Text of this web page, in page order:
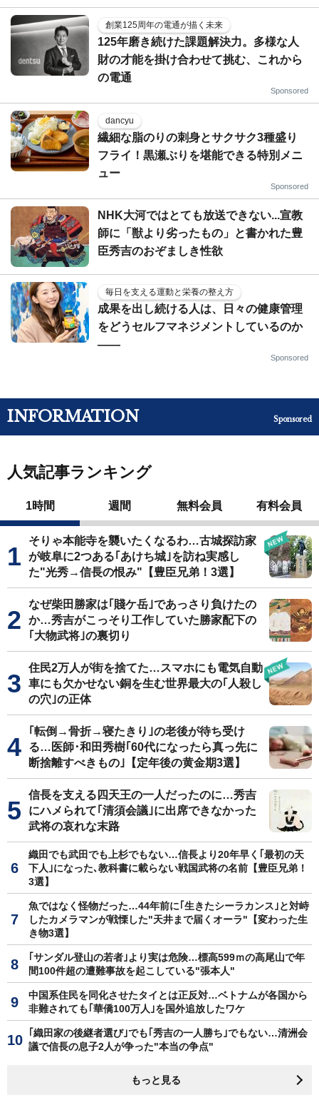
創業125周年の電通が描く未来
125年磨き続けた課題解決力。多様な人
財の才能を掛け合わせて挑む、これから
の電通
Sponsored
dancyu
繊細な脂のりの刺身とサクサク3種盛り
フライ！黒瀬ぶりを堪能できる特別メニ
ュー
Sponsored
NHK大河ではとても放送できない...宣教
師に「獣より劣ったもの」と書かれた豊
臣秀吉のおぞましき性欲
毎日を支える運動と栄養の整え方
成果を出し続ける人は、日々の健康管理
をどうセルフマネジメントしているのか
——
Sponsored
INFORMATION Sponsored
人気記事ランキング
1時間 週間 無料会員 有料会員
そりゃ本能寺を襲いたくなるわ…古城探訪家
が岐阜に2つある｢あけち城｣を訪ね実感し
た"光秀→信長の恨み"【豊臣兄弟！3選】
なぜ柴田勝家は｢賤ケ岳｣であっさり負けたの
か…秀吉がこっそり工作していた勝家配下の
｢大物武将｣の裏切り
住民2万人が街を捨てた…スマホにも電気自動
車にも欠かせない銅を生む世界最大の｢人殺し
の穴｣の正体
｢転倒→骨折→寝たきり｣の老後が待ち受け
る…医師･和田秀樹｢60代になったら真っ先に
断捨離すべきもの｣【定年後の黄金期3選】
信長を支える四天王の一人だったのに…秀吉
にハメられて｢清須会議｣に出席できなかった
武将の哀れな末路
織田でも武田でも上杉でもない…信長より20年早く｢最初の天
下人｣になった､教科書に載らない戦国武将の名前【豊臣兄弟！
3選】
魚ではなく怪物だった…44年前に｢生きたシーラカンス｣と対峙
したカメラマンが戦慄した"天井まで届くオーラ"【変わった生
き物3選】
｢サンダル登山の若者｣より実は危険…標高599ｍの高尾山で年
間100件超の遭難事故を起こしている"張本人"
中国系住民を同化させたタイとは正反対…ベトナムが各国から
非難されても｢華僑100万人｣を国外追放したワケ
｢織田家の後継者選び｣でも｢秀吉の一人勝ち｣でもない…清洲会
議で信長の息子2人が争った"本当の争点"
もっと見る